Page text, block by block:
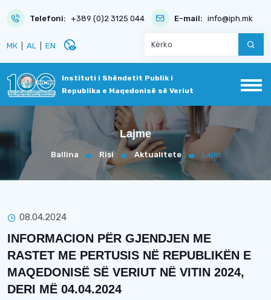
Telefoni: +389 (0)2 3125 044 E-mail: info@iph.mk
МК AL EN disabled_visible
Instituti i Shëndetit Publik i
Republika e Maqedonisë së Veriut
Lajme
Ballina Risi Aktualitete Lajm
08.04.2024
INFORMACION PËR GJENDJEN ME
RASTET ME PERTUSIS NË REPUBLIKËN E
MAQEDONISË SË VERIUT NË VITIN 2024,
DERI MË 04.04.2024